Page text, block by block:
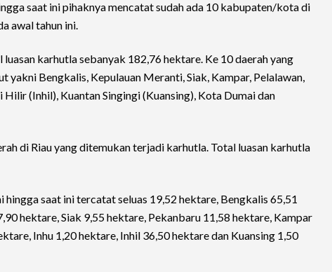
saat ini pihaknya mencatat sudah ada 10 kabupaten/kota di
awal tahun ini.
karhutla sebanyak 182,76 hektare. Ke 10 daerah yang
yakni Bengkalis, Kepulauan Meranti, Siak, Kampar, Pelalawan,
(Inhil), Kuantan Singingi (Kuansing), Kota Dumai dan
di Riau yang ditemukan terjadi karhutla. Total luasan karhutla
saat ini tercatat seluas 19,52 hektare, Bengkalis 65,51
hektare, Siak 9,55 hektare, Pekanbaru 11,58 hektare, Kampar
Inhu 1,20 hektare, Inhil 36,50 hektare dan Kuansing 1,50